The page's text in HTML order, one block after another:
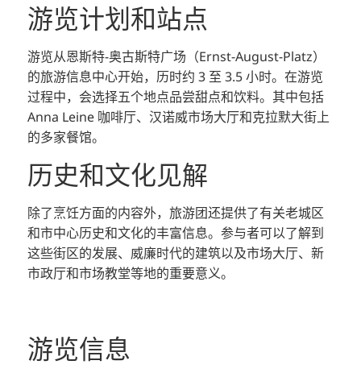
游览计划和站点
游览从恩斯特-奥古斯特广场（Ernst-August-Platz）
的旅游信息中心开始，历时约 3 至 3.5 小时。在游览
过程中，会选择五个地点品尝甜点和饮料。其中包括
Anna Leine 咖啡厅、汉诺威市场大厅和克拉默大街上
的多家餐馆。
历史和文化见解
除了烹饪方面的内容外，旅游团还提供了有关老城区
和市中心历史和文化的丰富信息。参与者可以了解到
这些街区的发展、威廉时代的建筑以及市场大厅、新
市政厅和市场教堂等地的重要意义。
游览信息